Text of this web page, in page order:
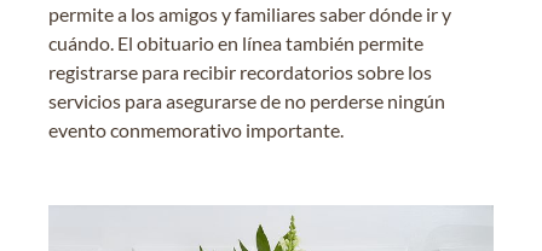
permite a los amigos y familiares saber dónde ir y
cuándo. El obituario en línea también permite
registrarse para recibir recordatorios sobre los
servicios para asegurarse de no perderse ningún
evento conmemorativo importante.